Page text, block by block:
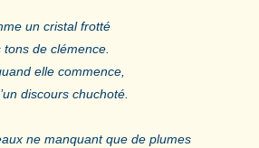
un cristal frotté
de clémence.
elle commence,
discours chuchoté.
ne manquant que de plumes